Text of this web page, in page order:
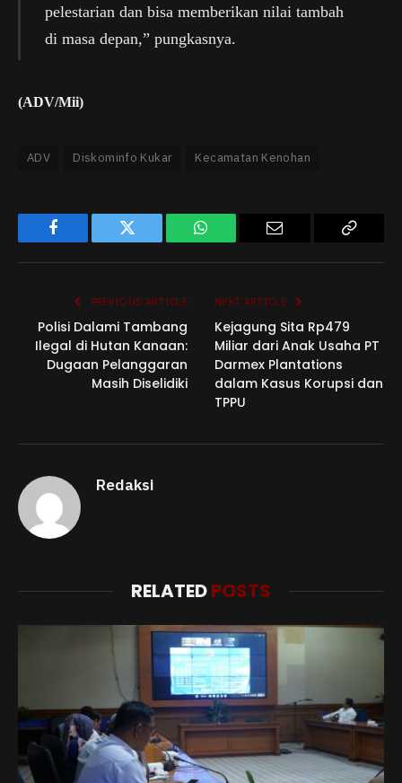
pelestarian dan bisa memberikan nilai tambah
di masa depan,” pungkasnya.
(ADV/Mii)
ADV Diskominfo Kukar Kecamatan Kenohan
Facebook Twitter WhatsApp Email
Copy
PREVIOUS ARTICLE
Polisi Dalami Tambang
Ilegal di Hutan Kanaan:
Dugaan Pelanggaran
Masih Diselidiki
NEXT ARTICLE
Kejagung Sita Rp479
Miliar dari Anak Usaha PT
Darmex Plantations
dalam Kasus Korupsi dan
TPPU
Redaksi
RELATEDPOSTS